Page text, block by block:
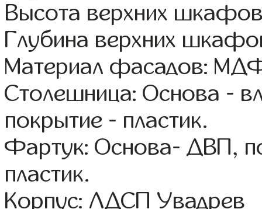
Высота верхних
Глубина верхних
Материал фасадов:
Столешница: Основа -
покрытие - пластик.
Фартук: Основа- ДВП,
пластик.
Корпус: ЛДСП Увадрев